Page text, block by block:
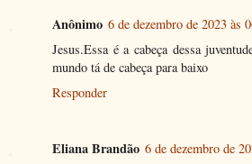
Anônimo 6 de dezembro de 2023 às
Jesus.Essa é a cabeça dessa
mundo tá de cabeça para baixo
Responder
Eliana Brandão 6 de dezembro de